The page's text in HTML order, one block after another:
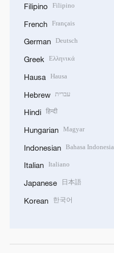
Filipino Filipino
French Français
German Deutsch
Greek Ελληνικά
Hausa Hausa
Hebrew עברית
Hindi हिन्दी
Hungarian Magyar
Indonesian Bahasa Indonesia
Italian Italiano
Japanese 日本語
Korean 한국어